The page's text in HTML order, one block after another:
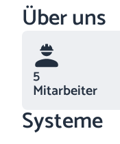
Über uns
5
Mitarbeiter
Systeme